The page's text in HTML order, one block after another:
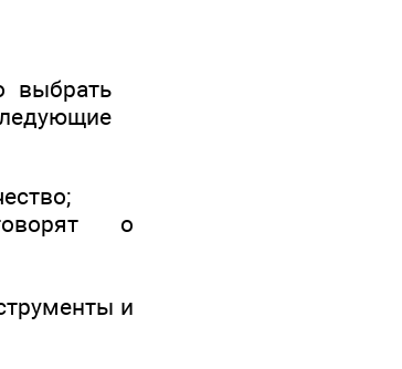
выбрать
о
и